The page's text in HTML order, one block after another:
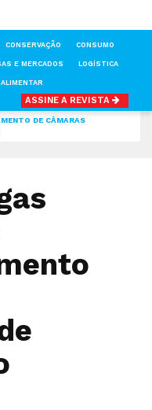
CONSERVAÇÃO CONSUMO
E MERCADOS LOGÍSTICA
ASSINE A REVISTA
DE CÂMARAS